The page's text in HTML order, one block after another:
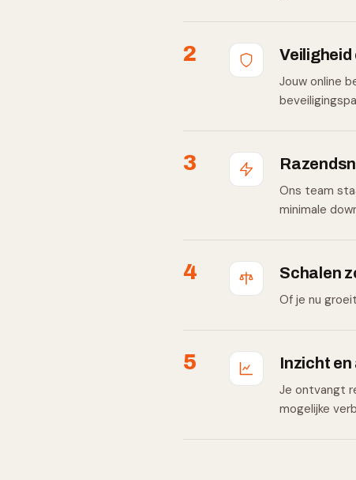
2 Veiligheid
Jouw online
3
Ons team
minimale
4 Schalen
Of je nu
5 Inzicht en
Je ontvangt
mogelijke